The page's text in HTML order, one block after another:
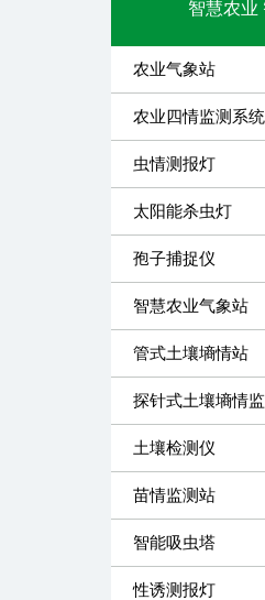
智慧农业
农业气象站
农业四情监测系统
虫情测报灯
太阳能杀虫灯
孢子捕捉仪
智慧农业气象站
管式土壤墒情站
探针式土壤墒情
土壤检测仪
苗情监测站
智能吸虫塔
性诱测报灯